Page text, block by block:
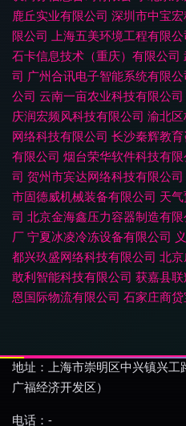
鹿丘实业有限公司 深圳市中宝
限公司 上海五美环境工程有限公
石卡信息技术（重庆）有限公司
司 广州合讯电子智能系统有限公
公司 云南一亩农业科技有限公司
庆润宏频风科技有限公司 渝北
网络科技有限公司 长沙秦辉教
有限公司 烟台荣华软件科技有限
司 贺州市宾达网络科技有限公司
市固德威机械装备有限公司 天
司 北京金海鑫压力容器制造有限
厂 宁夏冰凌冷冻设备有限公司
都兴玖盛网络科技有限公司 北
敢利智能科技有限公司 获嘉县
恩国际物流有限公司 石家庄商
地址：上海市崇明区中兴镇兴
广福经济开发区）
电话：-